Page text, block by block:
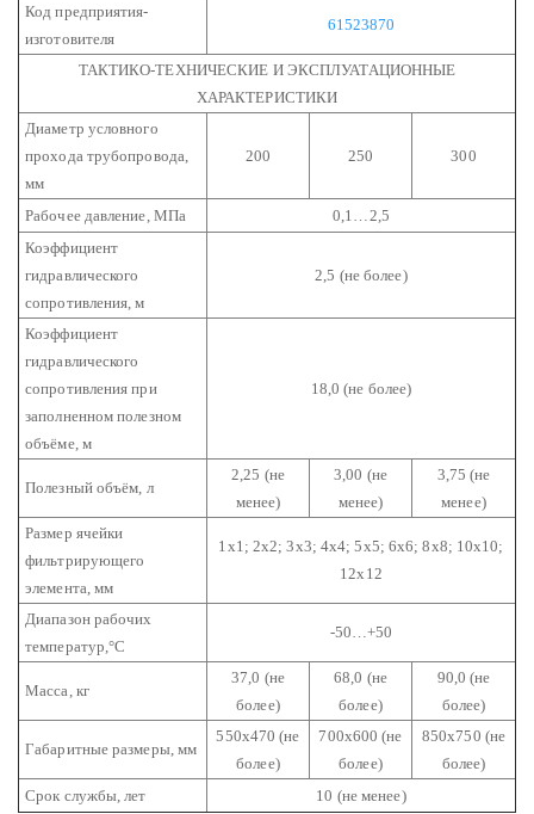
Код предприятия-
изготовителя
61523870
ТАКТИКО-ТЕХНИЧЕСКИЕ И ЭКСПЛУАТАЦИОННЫЕ
ХАРАКТЕРИСТИКИ
Диаметр условного
прохода трубопровода,
мм
200 250 300
Рабочее давление, МПа
0,1…2,5
Коэффициент
гидравлического
сопротивления, м
2,5 (не более)
Коэффициент
гидравлического
сопротивления при
заполненном полезном
объёме, м
18,0 (не более)
Полезный объём, л
2,25 (не
менее)
3,00 (не
менее)
3,75 (не
менее)
Размер ячейки
фильтрирующего
элемента, мм
1х1; 2х2; 3х3; 4х4; 5х5; 6х6; 8х8; 10х10;
12х12
Диапазон рабочих
температур,°С
-50…+50
Масса, кг
37,0 (не
более)
68,0 (не
более)
90,0 (не
более)
Габаритные размеры, мм
550х470 (не
более)
700х600 (не
более)
850х750 (не
более)
Срок службы, лет
10 (не менее)